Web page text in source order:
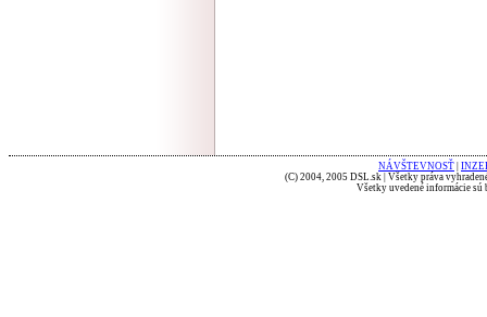
NÁVŠTEVNOSŤ
(C) 2004, 2005 DSL.sk | Všetky práva
Všetky uvedené informácie sú